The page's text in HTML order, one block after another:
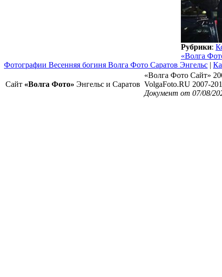
Рубрики:
«Волга
Фотографии Весенняя богиня Волга Фото Саратов Энгельс |
Сайт «Волга Фото» Энгельс и Саратов
«Волга Фото Сайт»
VolgaFoto.RU 2007-
Документ от 07/08/